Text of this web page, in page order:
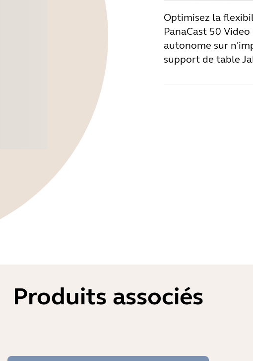
Optimisez la
PanaCast 50
autonome sur
support de table
Produits associés